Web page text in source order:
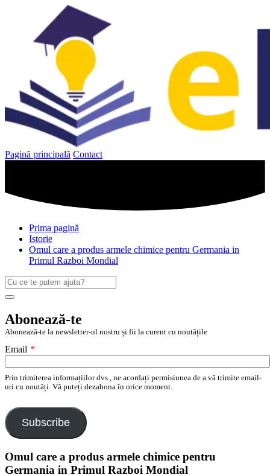
Pagină principală Contact
Prima pagină
Istorie
Omul care a produs armele chimice pentru Germania in
Primul Razboi Mondial
Caută
după:
Search
Abonează-te
Abonează-te la newsletter-ul nostru și fii la curent cu noutățile
Email *
Prin trimiterea informațiilor dvs., ne acordați permisiunea de a vă trimite email-
uri cu noutăți. Vă puteți dezabona în orice moment.
Subscribe
Omul care a produs armele chimice pentru
Germania in Primul Razboi Mondial